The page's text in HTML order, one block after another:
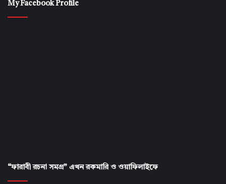
My Facebook Profile
“ফারাবী রচনা সমগ্র” এখন রকমারি ও ওয়াফিলাইফে